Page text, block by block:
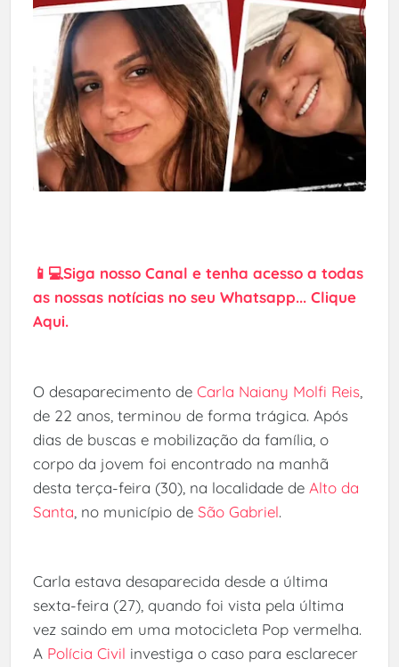
📱💻Siga nosso Canal e tenha acesso a todas
as nossas notícias no seu Whatsapp... Clique
Aqui.
O desaparecimento de Carla Naiany Molfi Reis,
de 22 anos, terminou de forma trágica. Após
dias de buscas e mobilização da família, o
corpo da jovem foi encontrado na manhã
desta terça-feira (30), na localidade de Alto da
Santa , no município de São Gabriel.
Carla estava desaparecida desde a última
sexta-feira (27), quando foi vista pela última
vez saindo em uma motocicleta Pop vermelha.
A Polícia Civil investiga o caso para esclarecer